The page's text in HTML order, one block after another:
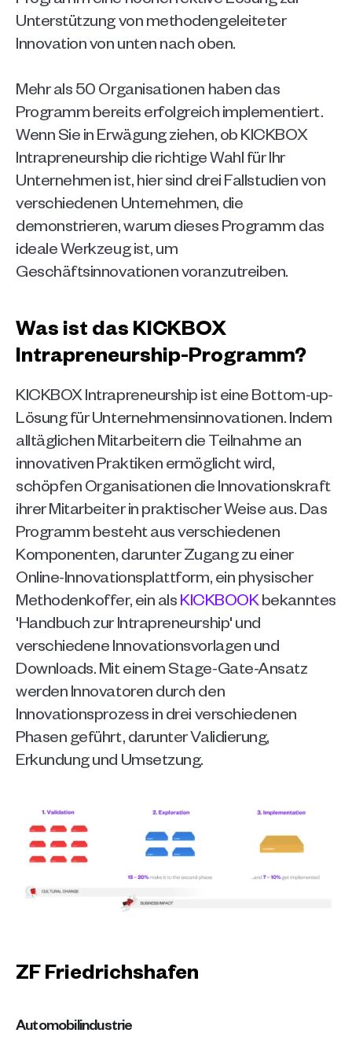
Unterstützung von methodengeleiteter
Innovation von unten nach oben.
Mehr als 50 Organisationen haben das
Programm bereits erfolgreich implementiert.
Wenn Sie in Erwägung ziehen, ob KICKBOX
Intrapreneurship die richtige Wahl für Ihr
Unternehmen ist, hier sind drei Fallstudien von
verschiedenen Unternehmen, die
demonstrieren, warum dieses Programm das
ideale Werkzeug ist, um
Geschäftsinnovationen voranzutreiben.
Was ist das KICKBOX
Intrapreneurship-Programm?
KICKBOX Intrapreneurship ist eine Bottom-up-
Lösung für Unternehmensinnovationen. Indem
alltäglichen Mitarbeitern die Teilnahme an
innovativen Praktiken ermöglicht wird,
schöpfen Organisationen die Innovationskraft
ihrer Mitarbeiter in praktischer Weise aus. Das
Programm besteht aus verschiedenen
Komponenten, darunter Zugang zu einer
Online-Innovationsplattform, ein physischer
Methodenkoffer, ein als KICKBOOK bekanntes
'Handbuch zur Intrapreneurship' und
verschiedene Innovationsvorlagen und
Downloads. Mit einem Stage-Gate-Ansatz
werden Innovatoren durch den
Innovationsprozess in drei verschiedenen
Phasen geführt, darunter Validierung,
Erkundung und Umsetzung.
ZF Friedrichshafen
Automobilindustrie